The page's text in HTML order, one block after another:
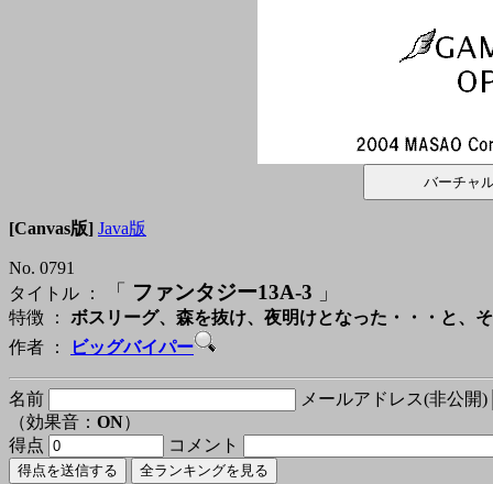
[Canvas版] Java版
No. 0791
タイトル ：
「 ファンタジー13A-3 」
特徴 ： ボスリーグ、森を抜け、夜明けとなった・・・と、
作者 ：
ビッグバイパー
名前
メールアドレス(非公開)
（効果音： ON）
得点
コメント